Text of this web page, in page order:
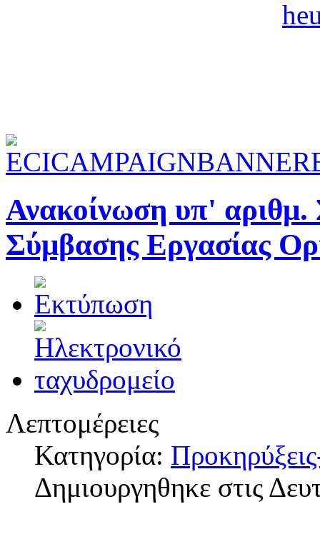
Ανακοίνωση υπ'
Σύμβασης Εργασίας
Λεπτομέρειες
Κατηγορία:
Δημιουργηθηκε στις